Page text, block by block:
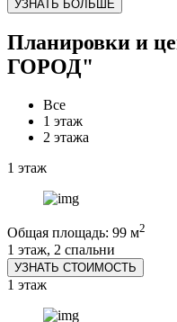
УЗНАТЬ БОЛЬШЕ
Планировки и
ГОРОД"
Все
1 этаж
2 этажа
1 этаж
Общая площадь: 99 м2
1 этаж, 2 спальни
УЗНАТЬ СТОИМОСТЬ
1 этаж